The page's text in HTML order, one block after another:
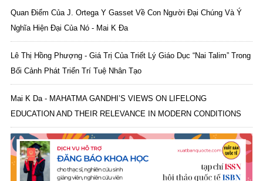
Quan Điểm Của J. Ortega Y Gasset Về Con Người Đại Chúng Và Ý
Nghĩa Hiện Đại Của Nó - Mai K Đa
Lê Thị Hồng Phượng - Giá Trị Của Triết Lý Giáo Dục “Nai Talim” Trong
Bối Cảnh Phát Triển Trí Tuệ Nhân Tạo
Mai K Da - MAHATMA GANDHI’S VIEWS ON LIFELONG
EDUCATION AND THEIR RELEVANCE IN MODERN CONDITIONS